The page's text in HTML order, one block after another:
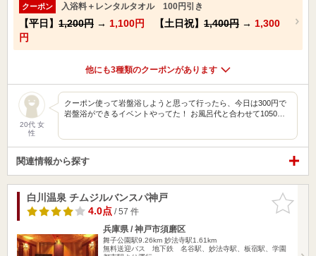
クーポン 入浴料＋レンタルタオル 100円引き
【平日】 1,200円 → 1,100円 【土日祝】 1,400円 → 1,300
円
他にも3種類のクーポンがあります
20代 女
性
クーポン使って岩盤浴しようと思って行ったら、今日は300円で
岩盤浴ができるイベントやってた！ お風呂代と合わせて1050…
関連情報から探す
お気に入
りに追加
白川温泉 チムジルバンスパ神戸
4.0点/ 57 件
兵庫県 / 神戸市須磨区
舞子公園駅9.26km 妙法寺駅1.61km
無料送迎バス 地下鉄 名谷駅、妙法寺駅、板宿駅、学園